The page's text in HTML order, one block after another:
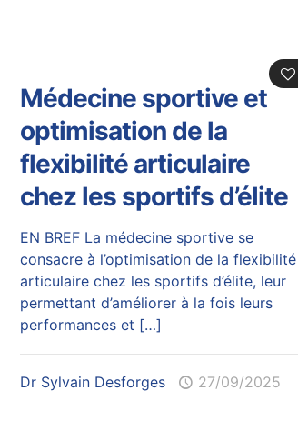
Médecine sportive et
optimisation de la
flexibilité articulaire
chez les sportifs d’élite
EN BREF La médecine sportive se
consacre à l’optimisation de la flexibilité
articulaire chez les sportifs d’élite, leur
permettant d’améliorer à la fois leurs
performances et […]
Dr Sylvain Desforges 27/09/2025